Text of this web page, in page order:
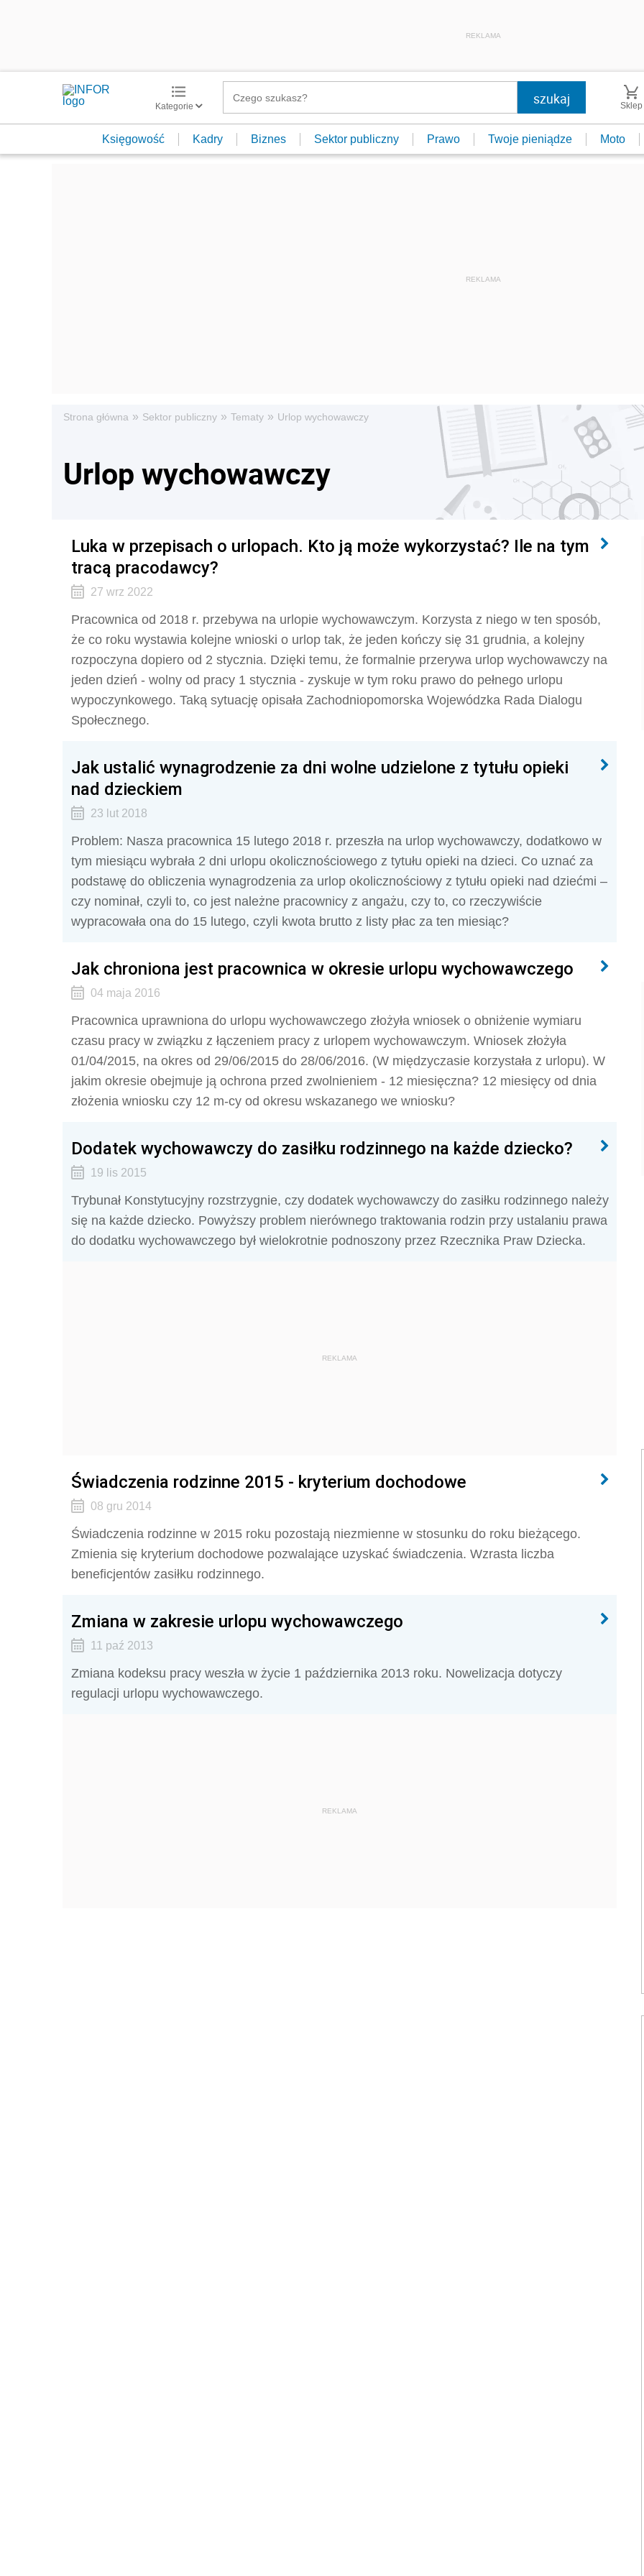
REKLAMA
Kategorie Sklep
Księgowość Kadry Biznes Sektor publiczny Prawo Twoje pieniądze Moto
Strona główna » Sektor publiczny » Tematy » Urlop wychowawczy
Urlop wychowawczy
Luka w przepisach o urlopach. Kto ją może wykorzystać? Ile na tym
tracą pracodawcy?
27 wrz 2022
Pracownica od 2018 r. przebywa na urlopie wychowawczym. Korzysta z niego w ten sposób,
że co roku wystawia kolejne wnioski o urlop tak, że jeden kończy się 31 grudnia, a kolejny
rozpoczyna dopiero od 2 stycznia. Dzięki temu, że formalnie przerywa urlop wychowawczy na
jeden dzień - wolny od pracy 1 stycznia - zyskuje w tym roku prawo do pełnego urlopu
wypoczynkowego. Taką sytuację opisała Zachodniopomorska Wojewódzka Rada Dialogu
Społecznego.
Jak ustalić wynagrodzenie za dni wolne udzielone z tytułu opieki
nad dzieckiem
23 lut 2018
Problem: Nasza pracownica 15 lutego 2018 r. przeszła na urlop wychowawczy, dodatkowo w
tym miesiącu wybrała 2 dni urlopu okolicznościowego z tytułu opieki na dzieci. Co uznać za
podstawę do obliczenia wynagrodzenia za urlop okolicznościowy z tytułu opieki nad dziećmi –
czy nominał, czyli to, co jest należne pracownicy z angażu, czy to, co rzeczywiście
wypracowała ona do 15 lutego, czyli kwota brutto z listy płac za ten miesiąc?
Jak chroniona jest pracownica w okresie urlopu wychowawczego
04 maja 2016
Pracownica uprawniona do urlopu wychowawczego złożyła wniosek o obniżenie wymiaru
czasu pracy w związku z łączeniem pracy z urlopem wychowawczym. Wniosek złożyła
01/04/2015, na okres od 29/06/2015 do 28/06/2016. (W międzyczasie korzystała z urlopu). W
jakim okresie obejmuje ją ochrona przed zwolnieniem - 12 miesięczna? 12 miesięcy od dnia
złożenia wniosku czy 12 m-cy od okresu wskazanego we wniosku?
Dodatek wychowawczy do zasiłku rodzinnego na każde dziecko?
19 lis 2015
Trybunał Konstytucyjny rozstrzygnie, czy dodatek wychowawczy do zasiłku rodzinnego należy
się na każde dziecko. Powyższy problem nierównego traktowania rodzin przy ustalaniu prawa
do dodatku wychowawczego był wielokrotnie podnoszony przez Rzecznika Praw Dziecka.
REKLAMA
Świadczenia rodzinne 2015 - kryterium dochodowe
08 gru 2014
Świadczenia rodzinne w 2015 roku pozostają niezmienne w stosunku do roku bieżącego.
Zmienia się kryterium dochodowe pozwalające uzyskać świadczenia. Wzrasta liczba
beneficjentów zasiłku rodzinnego.
Zmiana w zakresie urlopu wychowawczego
11 paź 2013
Zmiana kodeksu pracy weszła w życie 1 października 2013 roku. Nowelizacja dotyczy
regulacji urlopu wychowawczego.
REKLAMA